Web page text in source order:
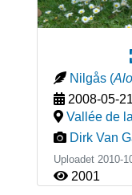
Nilgås (
2008-05-21
Vallée de
Dirk Van
Uploadet 2010-
2001